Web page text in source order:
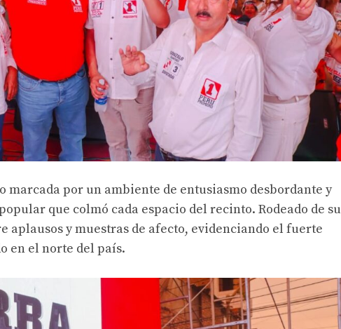
marcada por un ambiente de entusiasmo desbordante y
que colmó cada espacio del recinto. Rodeado de su
aplausos y muestras de afecto, evidenciando el fuerte
en el norte del país.